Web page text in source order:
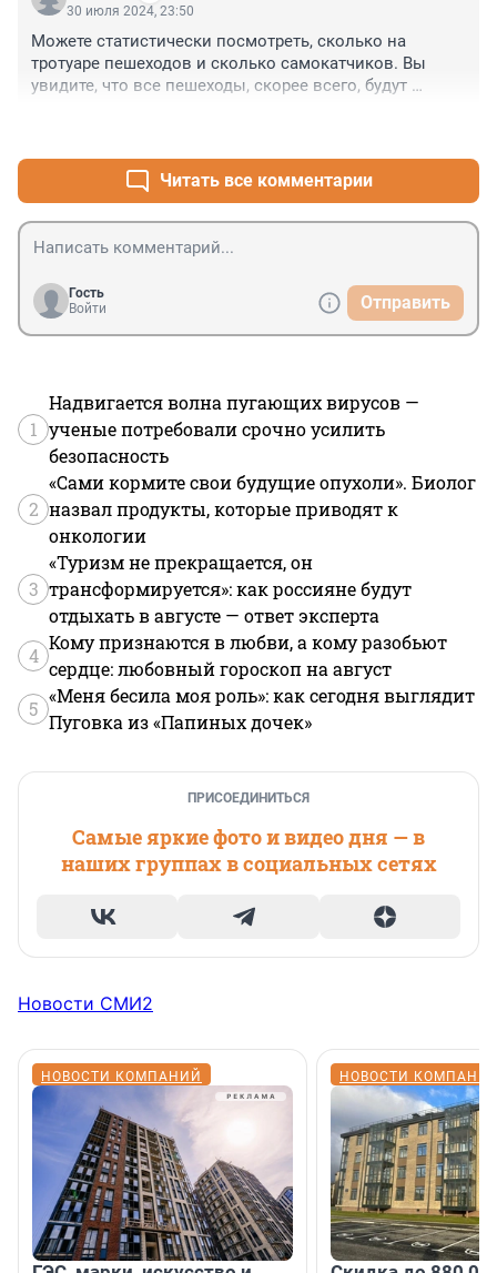
Но опять вопрос, за счет чего дорожки? За счет части
тротуара, проезжей части? Везде какие-то вопросы
возникают
30 июля 2024, 23:50
Можете статистически посмотреть, сколько на
тротуаре пешеходов и сколько самокатчиков. Вы
увидите, что все пешеходы, скорее всего, будут
ничего не смогли с этим сделать. Поэтому как один
из вариантов - почему бы и нет! Очень здорово, что в
Петербурге запретили их, хотя бы в центре!!
Читать все комментарии
Гость
Войти
Отправить
1
Надвигается волна пугающих вирусов —
ученые потребовали срочно усилить
безопасность
2
«Сами кормите свои будущие опухоли». Биолог
назвал продукты, которые приводят к
онкологии
3
«Туризм не прекращается, он
трансформируется»: как россияне будут
отдыхать в августе — ответ эксперта
4
Кому признаются в любви, а кому разобьют
сердце: любовный гороскоп на август
5
«Меня бесила моя роль»: как сегодня выглядит
Пуговка из «Папиных дочек»
ПРИСОЕДИНИТЬСЯ
Самые яркие фото и видео дня — в
наших группах в социальных сетях
Новости СМИ2
НОВОСТИ КОМПАНИЙ НОВОСТИ